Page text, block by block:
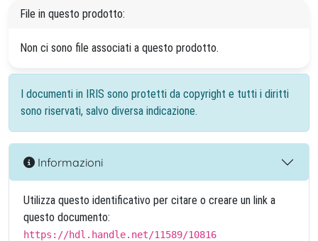
File in questo prodotto:
Non ci sono file associati a questo prodotto.
I documenti in IRIS sono protetti da copyright e tutti i diritti
sono riservati, salvo diversa indicazione.
Informazioni
Utilizza questo identificativo per citare o creare un link a
questo documento:
https://hdl.handle.net/11589/10816